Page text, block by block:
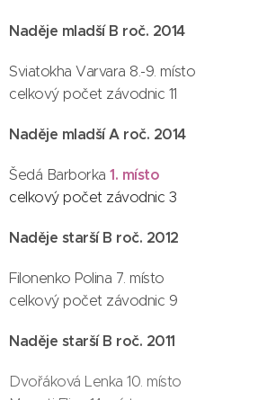
Naděje mladší B roč. 2014
Sviatokha Varvara 8.-9. místo
celkový počet závodnic 11
Naděje mladší A roč. 2014
Šedá Barborka1. místo
celkový počet závodnic 3
Naděje starší B roč. 2012
Filonenko Polina 7. místo
celkový počet závodnic 9
Naděje starší B roč. 2011
Dvořáková Lenka 10. místo